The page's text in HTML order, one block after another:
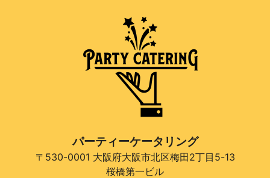
パーティーケータリング
〒530-0001 大阪府大阪市北区梅田2丁目5-13
桜橋第一ビル